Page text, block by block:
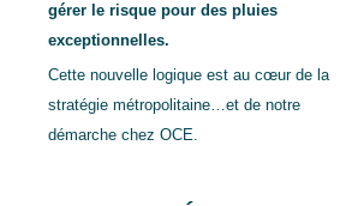
gérer le risque pour des pluies
exceptionnelles.
Cette nouvelle logique est au cœur de la
stratégie métropolitaine…et de notre
démarche chez OCE.